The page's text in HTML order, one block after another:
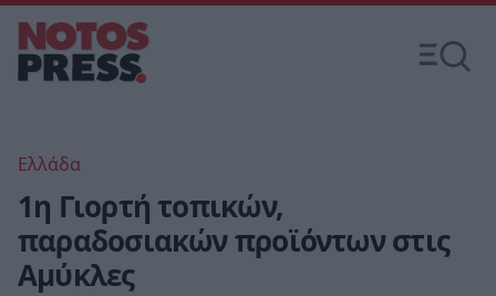
Ελλάδα
1η Γιορτή τοπικών,
παραδοσιακών προϊόντων στις
Αμύκλες